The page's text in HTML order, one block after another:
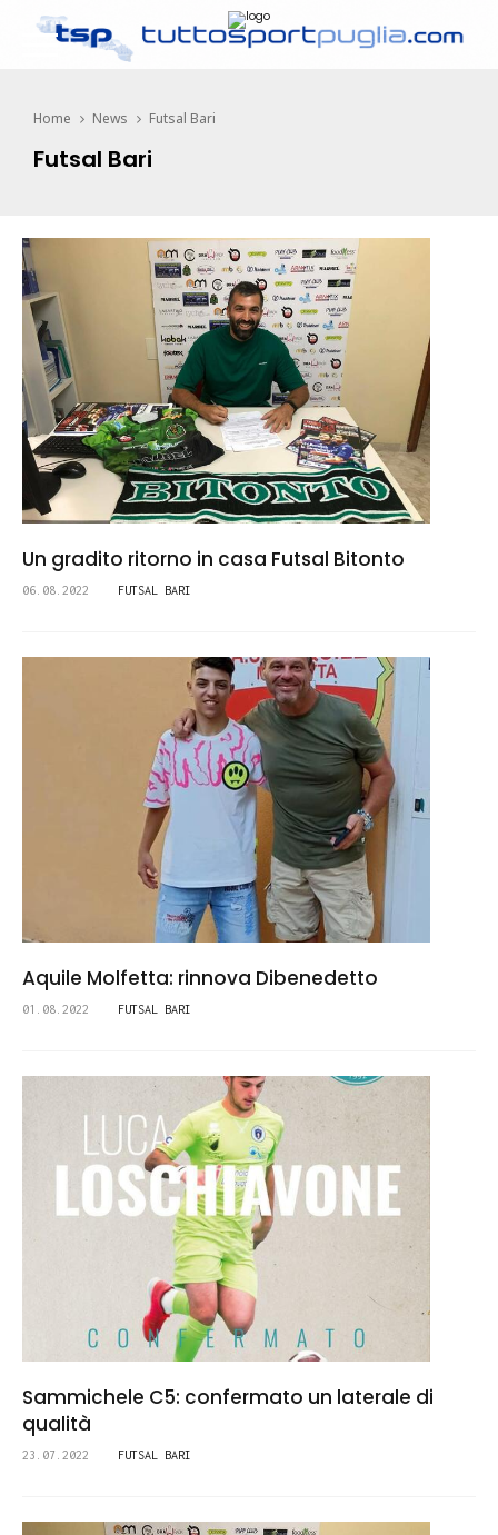
Home News Futsal Bari
Futsal Bari
Un gradito ritorno in casa Futsal Bitonto
06.08.2022 FUTSAL BARI
Aquile Molfetta: rinnova Dibenedetto
01.08.2022 FUTSAL BARI
Sammichele C5: confermato un laterale di
qualità
23.07.2022 FUTSAL BARI